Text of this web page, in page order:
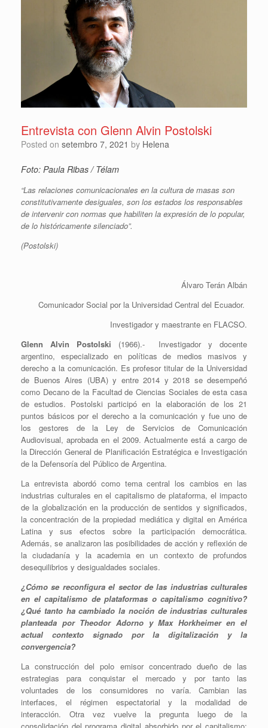
Entrevista con Glenn Alvin Postolski
Posted on setembro 7, 2021 by Helena
Foto: Paula Ribas / Télam
“Las relaciones comunicacionales en la cultura de masas son
constitutivamente desiguales, son los estados los responsables
de intervenir con normas que habiliten la expresión de lo popular,
de lo históricamente silenciado”.
(Postolski)
Álvaro Terán Albán
Comunicador Social por la Universidad Central del Ecuador.
Investigador y maestrante en FLACSO.
Glenn Alvin Postolski (1966).- Investigador y docente
argentino, especializado en políticas de medios masivos y
derecho a la comunicación. Es profesor titular de la Universidad
de Buenos Aires (UBA) y entre 2014 y 2018 se desempeñó
como Decano de la Facultad de Ciencias Sociales de esta casa
de estudios. Postolski participó en la elaboración de los 21
puntos básicos por el derecho a la comunicación y fue uno de
los gestores de la Ley de Servicios de Comunicación
Audiovisual, aprobada en el 2009. Actualmente está a cargo de
la Dirección General de Planificación Estratégica e Investigación
de la Defensoría del Público de Argentina.
La entrevista abordó como tema central los cambios en las
industrias culturales en el capitalismo de plataforma, el impacto
de la globalización en la producción de sentidos y significados,
la concentración de la propiedad mediática y digital en América
Latina y sus efectos sobre la participación democrática.
Además, se analizaron las posibilidades de acción y reflexión de
la ciudadanía y la academia en un contexto de profundos
desequilibrios y desigualdades sociales.
¿Cómo se reconfigura el sector de las industrias culturales
en el capitalismo de plataformas o capitalismo cognitivo?
¿Qué tanto ha cambiado la noción de industrias culturales
planteada por Theodor Adorno y Max Horkheimer en el
actual contexto signado por la digitalización y la
convergencia?
La construcción del polo emisor concentrado dueño de las
estrategias para conquistar el mercado y por tanto las
voluntades de los consumidores no varía. Cambian las
interfaces, el régimen espectatorial y la modalidad de
interacción. Otra vez vuelve la pregunta luego de la